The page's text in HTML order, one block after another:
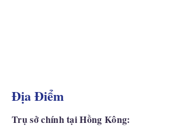
Địa Điểm
Trụ sở chính tại Hồng Kông: